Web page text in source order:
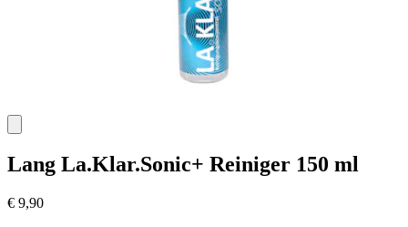
Lang La.Klar.Sonic+ Reiniger 150 ml
€ 9,90